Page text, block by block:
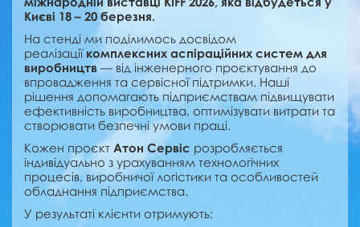
Києві 18 – 20 березня.
На стенді ми поділимось досвідом
реалізації комплексних аспіраційних систем для
виробництв — від інженерного проєктування до
впровадження та сервісної підтримки. Наші
рішення допомагають підприємствам підвищувати
ефективність виробництва, оптимізувати витрати та
створювати безпечні умови праці.
Кожен проєкт Атон Сервіс розробляється
індивідуально з урахуванням технологічних
процесів, виробничої логістики та особливостей
обладнання підприємства.
У результаті клієнти отримують: